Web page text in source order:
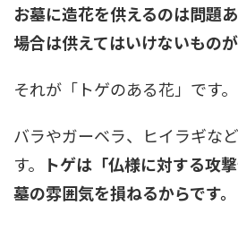
お墓に造花を供えるのは問題
場合は供えてはいけないものが
それが「トゲのある花」です。
バラやガーベラ、ヒイラギな
す。
トゲは「仏様に対する攻
墓の雰囲気を損ねるからです。